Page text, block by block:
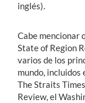
inglés).
Cabe mencionar
State of Region
varios de los
mundo, incluidos
The Straits
Review, el